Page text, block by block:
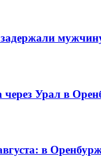
Урал в
в